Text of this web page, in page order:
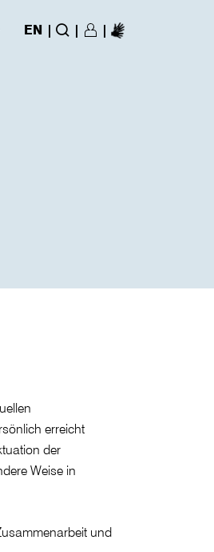
EN | Suche
| Login/Register
|
erreicht
der
Weise in
und